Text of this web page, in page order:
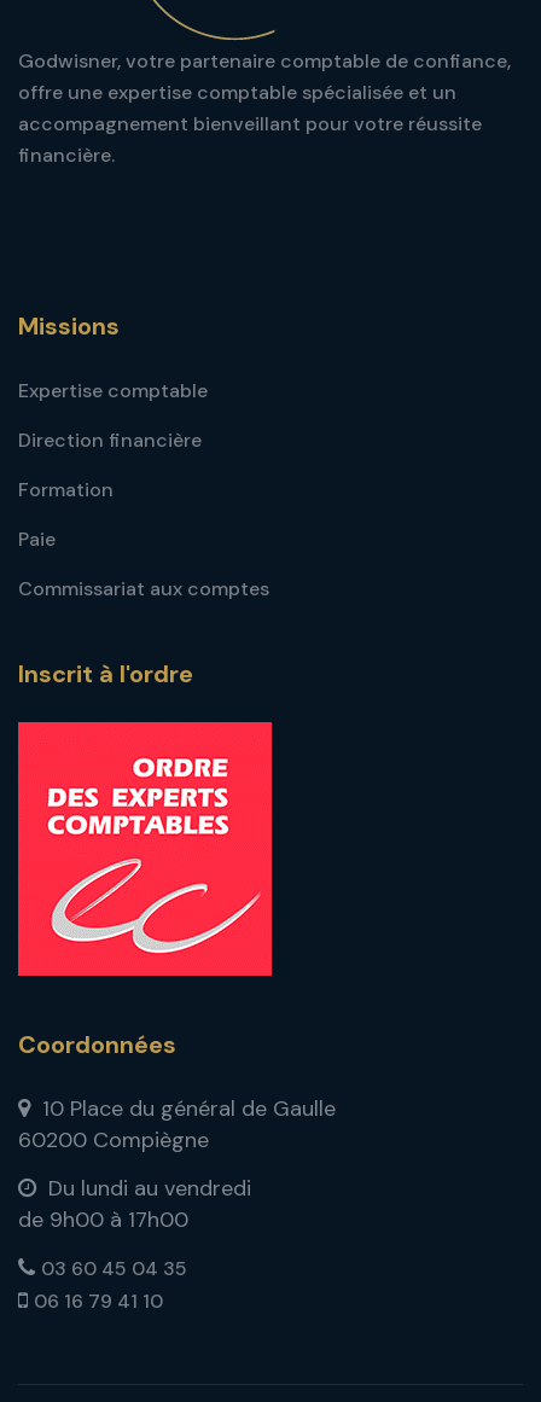
Godwisner, votre partenaire comptable de confiance,
offre une expertise comptable spécialisée et un
accompagnement bienveillant pour votre réussite
financière.
Missions
Expertise comptable
Direction financière
Formation
Paie
Commissariat aux comptes
Inscrit à l'ordre
Coordonnées
10 Place du général de Gaulle
60200 Compiègne
Du lundi au vendredi
de 9h00 à 17h00
03 60 45 04 35
06 16 79 41 10